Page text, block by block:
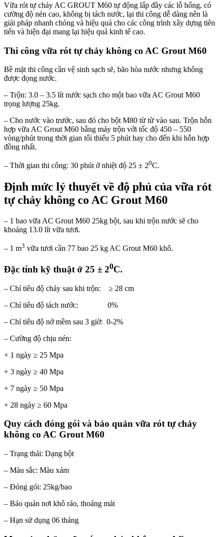
Vữa rót tự chảy AC GROUT M60 tự động lấp đầy các lỗ hổng, có
cường độ nén cao, không bị tách nước, lại thi công dễ dàng nên là
giải pháp nhanh chóng và hiệu quả cho các công trình xây dựng tiên
tiến và hiện đại mang lại hiệu quả kinh tế cao.
Thi công vữa rót tự chảy không co AC Grout M60
Bề mặt thi công cần vệ sinh sạch sẽ, bão hòa nước nhưng không
được đọng nước.
– Trộn: 3.0 – 3.5 lít nước sạch cho một bao vữa AC Grout M60
trọng lượng 25kg.
– Cho nước vào trước, sau đó cho bột M80 từ từ vào sau. Trộn hỗn
hợp vữa AC Grout M60 bằng máy trộn với tốc độ 450 – 550
vòng/phút trong thời gian tối thiểu 5 phút hay cho đến khi hỗn hợp
đồng nhất.
– Thời gian thi công: 30 phút ở nhiệt độ 25 ± 20C.
Định mức lý thuyết về độ phủ của vữa rót
tự chảy không co AC Grout M60
– 1 bao vữa AC Grout M60 25kg bột, sau khi trộn nước sẽ cho
khoảng 13.0 lít vữa tươi.
– 1 m3 vữa tươi cần 77 bao 25 kg AC Grout M60 khô.
Đặc tính kỹ thuật ở 25 ± 20C.
– Chỉ tiêu độ chảy sau khi trộn: ≥ 28 cm
– Chỉ tiêu độ tách nước: 0%
– Chỉ tiêu độ nở mềm sau 3 giờ: 0-2%
– Cường độ chịu nén:
+ 1 ngày ≥ 25 Mpa
+ 3 ngày ≥ 40 Mpa
+ 7 ngày ≥ 50 Mpa
+ 28 ngày ≥ 60 Mpa
Quy cách đóng gói và bảo quản vữa rót tự chảy
không co AC Grout M60
– Trạng thái: Dạng bột
– Màu sắc: Màu xám
– Đóng gói: 25kg/bao
– Bảo quản nơi khô ráo, thoáng mát
– Hạn sử dụng 06 tháng